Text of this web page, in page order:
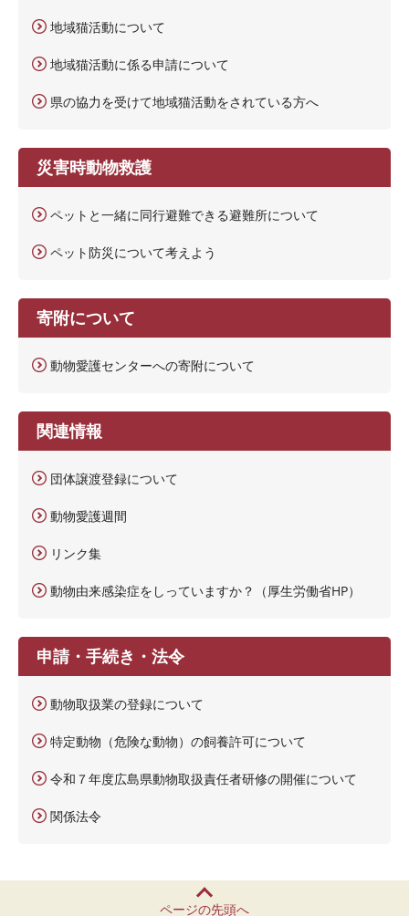
地域猫活動について
地域猫活動に係る申請について
県の協力を受けて地域猫活動をされている方へ
災害時動物救護
ペットと一緒に同行避難できる避難所について
ペット防災について考えよう
寄附について
動物愛護センターへの寄附について
関連情報
団体譲渡登録について
動物愛護週間
リンク集
動物由来感染症をしっていますか？（厚生労働省HP）
申請・手続き・法令
動物取扱業の登録について
特定動物（危険な動物）の飼養許可について
令和７年度広島県動物取扱責任者研修の開催について
関係法令
ページの先頭へ